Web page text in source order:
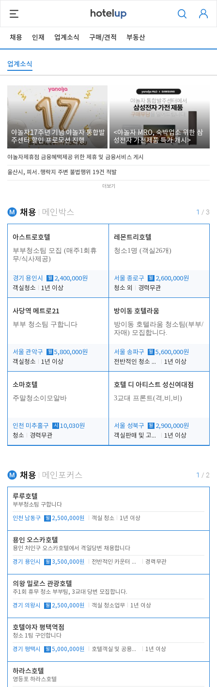
채용 인재 업계소식 구매/견적 부동산
업계소식
야놀자17주년 기념 야놀자 통합발
주센터 할인 프로모션 진행
<야놀자 MRO, 숙박업소 위한 삼
성전자 가전제품 특가 개시>
야놀자제휴점 금융혜택제공 위한 제휴 및 금융서비스 게시
울산시, 피서․행락지 주변 불법행위 19건 적발
더보기
채용 메인박스 1 / 3
아스트로호텔
부부청소팀 모집 (매주1회휴
무/식사제공)
경기 용인시 월 2,400,000원
객실청소
1년 이상
레몬트리호텔
청소1명 (객실26개)
서울 종로구 월 2,600,000원
청소 외
경력무관
사당역 메트로21
부부 청소팀 구합니다
서울 관악구 월 5,800,000원
객실청소
1년 이상
방이동 호텔라움
방이동 호텔라움 청소팀(부부/
자매) 모집합니다.
서울 송파구 월 5,600,000원
전반적인 청소 업무(객실청소.객실정리)
1년 이상
소마호텔
주말청소이모알바
인천 미추홀구 시 10,030원
청소
경력무관
호텔 디 아티스트 성신여대점
3교대 프론트(격,비,비)
서울 성북구 월 2,900,000원
객실판매 및 고객응대
1년 이상
채용 메인포커스 1 / 2
루루호텔
부부청소팀 구합니다
인천 남동구 월 2,500,000원 객실 청소 1년 이상
용인 오스카호텔
용인 처인구 오스카호텔에서 격일당번 채용합니다
경기 용인시 월 3,500,000원 전반적인 카운터 업무 경력무관
의왕 밀로스 관광호텔
주1회 휴무 청소 부부팀, 3교대 당번 모집합니다.
경기 의왕시 월 2,500,000원 객실 청소업무 1년 이상
호텔야자 평택역점
청소 1팀 구인합니다
경기 평택시 월 5,000,000원 호텔객실 및 공용시설 청소 관리 1년 이상
하라스호텔
영등포 하라스호텔